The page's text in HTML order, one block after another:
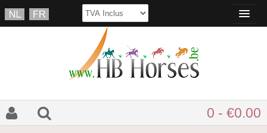
0 - €0.00